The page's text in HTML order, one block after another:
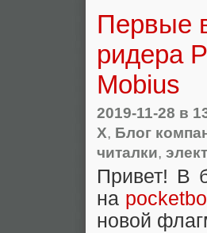
Первые
ридера
Mobius
2019-11-28 в
X, Блог
читалки,
Привет! В
на
новой